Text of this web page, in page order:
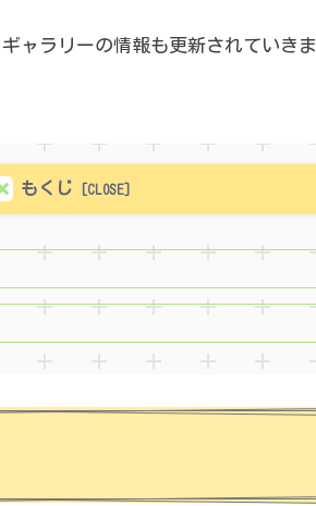
ャラリーの情報も更新されていき
もくじ